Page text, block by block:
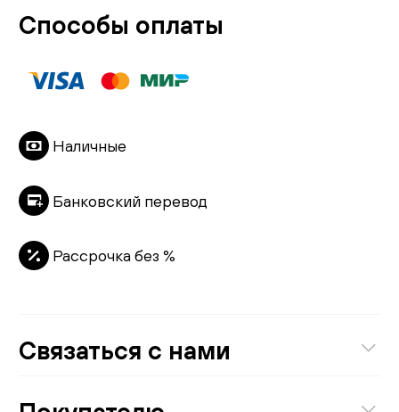
Связаться с нами
8 (800) 301-01-38
Способы оплаты
Наличные
Банковский перевод
Рассрочка без %